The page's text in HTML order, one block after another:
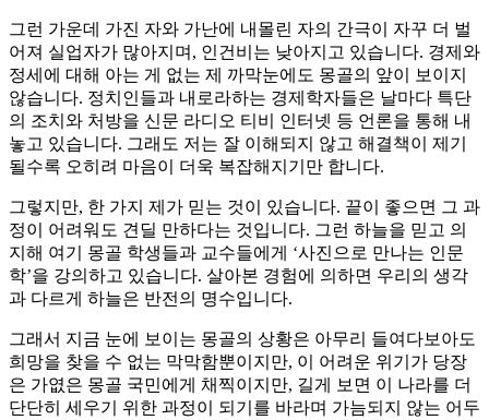
그런 가운데 가진 자와 가난에 내몰린 자의 간극이 자꾸 더 벌
어져 실업자가 많아지며, 인건비는 낮아지고 있습니다. 경제와
정세에 대해 아는 게 없는 제 까막눈에도 몽골의 앞이 보이지
않습니다. 정치인들과 내로라하는 경제학자들은 날마다 특단
의 조치와 처방을 신문 라디오 티비 인터넷 등 언론을 통해 내
놓고 있습니다. 그래도 저는 잘 이해되지 않고 해결책이 제기
될수록 오히려 마음이 더욱 복잡해지기만 합니다.
그렇지만, 한 가지 제가 믿는 것이 있습니다. 끝이 좋으면 그 과
정이 어려워도 견딜 만하다는 것입니다. 그런 하늘을 믿고 의
지해 여기 몽골 학생들과 교수들에게 ‘사진으로 만나는 인문
학’을 강의하고 있습니다. 살아본 경험에 의하면 우리의 생각
과 다르게 하늘은 반전의 명수입니다.
그래서 지금 눈에 보이는 몽골의 상황은 아무리 들여다보아도
희망을 찾을 수 없는 막막함뿐이지만, 이 어려운 위기가 당장
은 가엾은 몽골 국민에게 채찍이지만, 길게 보면 이 나라를 더
단단히 세우기 위한 과정이 되기를 바라며 가늠되지 않는 어두